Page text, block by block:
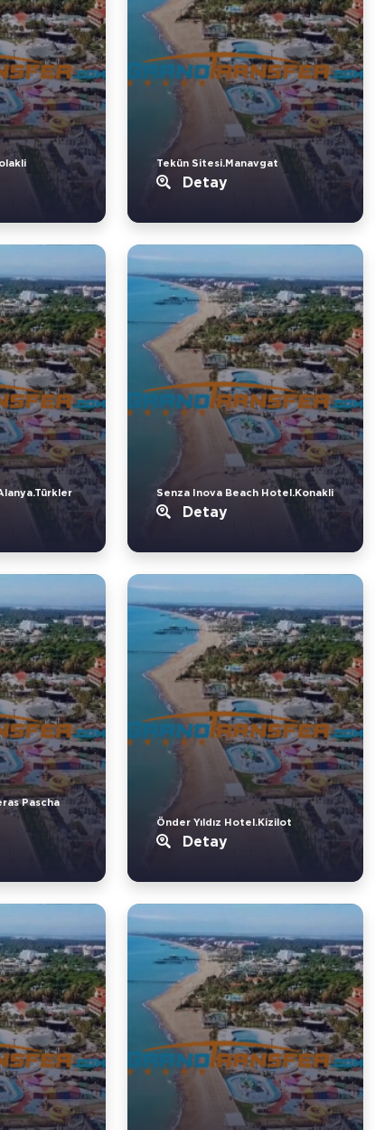
Tekün Sitesi.Manavgat
Detay
Senza Inova Beach Hotel.Konakli
Detay
Pascha
Önder Yıldız Hotel.Kizilot
Detay